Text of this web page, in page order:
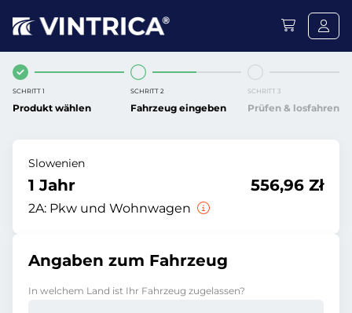
SCHRITT 1
Produkt wählen
SCHRITT 2
Fahrzeug eingeben
SCHRITT 3
Prüfen & losfahren
Slowenien
1 Jahr
2A: Pkw und Wohnwagen
556,96 Zł
Angaben zum Fahrzeug
In welchem Land ist Ihr Fahrzeug zugelassen?